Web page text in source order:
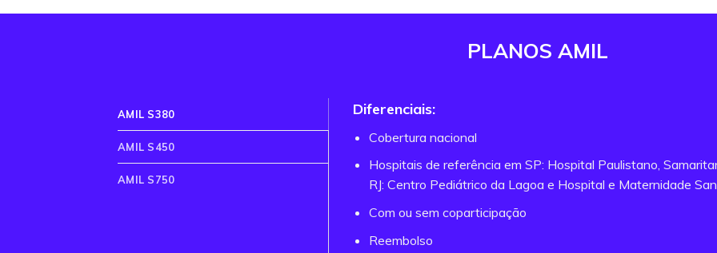
PLANOS AMIL
AMIL S380
AMIL S450
AMIL S750
Diferenciais:
Cobertura nacional
Hospitais de referência em SP: Hospital Paulistano,
RJ: Centro Pediátrico da Lagoa e Hospital e Maternidade
Com ou sem coparticipação
Reembolso